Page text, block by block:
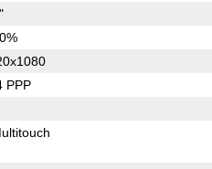
PPP